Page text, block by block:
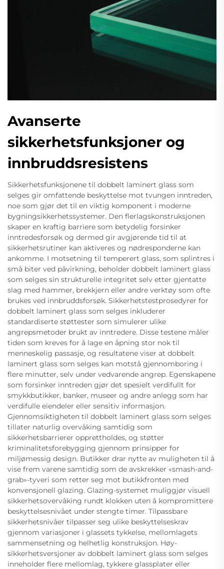
Avanserte
sikkerhetsfunksjoner og
innbruddsresistens
Sikkerhetsfunksjonene til dobbelt laminert glass som
selges gir omfattende beskyttelse mot tvungen inntreden,
noe som gjør det til en viktig komponent i moderne
bygningsikkerhetssystemer. Den flerlagskonstruksjonen
skaper en kraftig barriere som betydelig forsinker
inntredesforsøk og dermed gir avgjørende tid til at
sikkerhetsrutiner kan aktiveres og nødresponderne kan
ankomme. I motsetning til temperert glass, som splintres i
små biter ved påvirkning, beholder dobbelt laminert glass
som selges sin strukturelle integritet selv etter gjentatte
slag med hammer, brekkjern eller andre verktøy som ofte
brukes ved innbruddsforsøk. Sikkerhetstestprosedyrer for
dobbelt laminert glass som selges inkluderer
standardiserte støttester som simulerer ulike
angrepsmetoder brukt av inntredere. Disse testene måler
tiden som kreves for å lage en åpning stor nok til
menneskelig passasje, og resultatene viser at dobbelt
laminert glass som selges kan motstå gjennomboring i
flere minutter, selv under vedvarende angrep. Egenskapene
som forsinker inntreden gjør det spesielt verdifullt for
smykkbutikker, banker, museer og andre anlegg som har
verdifulle eiendeler eller sensitiv informasjon.
Gjennomsiktigheten til dobbelt laminert glass som selges
tillater naturlig overvåking samtidig som
sikkerhetsbarrierer opprettholdes, og støtter
kriminalitetsforebygging gjennom prinsipper for
miljømessig design. Butikker drar nytte av muligheten til å
vise frem varene samtidig som de avskrekker «smash-and-
grab»-tyveri som retter seg mot butikkfronten med
konvensjonell glazing. Glazing-systemet muliggjør visuell
sikkerhetsovervåking rundt klokken uten å kompromittere
beskyttelsesnivået under stengte timer. Tilpassbare
sikkerhetsnivåer tilpasser seg ulike beskyttelseskrav
gjennom variasjoner i glassets tykkelse, mellomlagets
sammensetning og helhetlig konstruksjon. Høy-
sikkerhetsversjoner av dobbelt laminert glass som selges
inneholder flere mellomlag, tykkere glassplater eller